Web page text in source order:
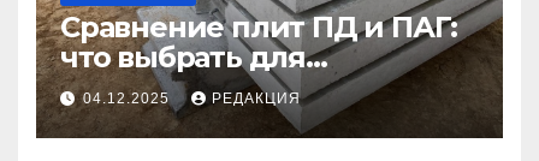
Сравнение плит ПД и ПАГ:
что выбрать для
долговечного и прочного
покрытия
04.12.2025 РЕДАКЦИЯ